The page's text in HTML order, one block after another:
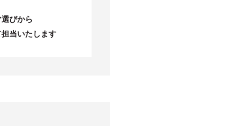
びから
当いたします